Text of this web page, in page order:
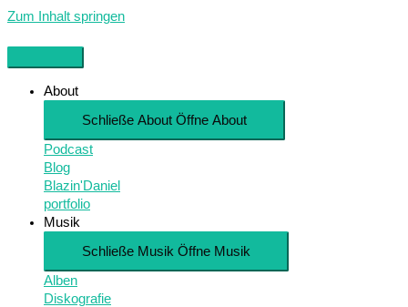
Zum Inhalt springen
About
Schließe About Öffne About
Podcast
Blog
Blazin'Daniel
portfolio
Musik
Schließe Musik Öffne Musik
Alben
Diskografie